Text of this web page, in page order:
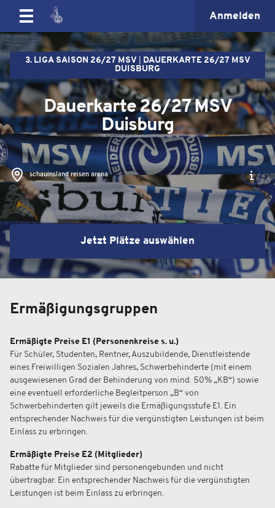
Anmelden
3. LIGA SAISON 26/27 MSV
DAUERKARTE 26/27 MSV
DUISBURG
Dauerkarte 26/27 MSV
Duisburg
schauinsland reisen arena
Jetzt Plätze auswählen
Ermäßigungsgruppen
Ermäßigte Preise E1 (Personenkreise s. u.)
Für Schüler, Studenten, Rentner, Auszubildende, Dienstleistende
eines Freiwilligen Sozialen Jahres, Schwerbehinderte (mit einem
ausgewiesenen Grad der Behinderung von mind. 50% „KB“) sowie
eine eventuell erforderliche Begleitperson „B“ von
Schwerbehinderten gilt jeweils die Ermäßigungsstufe E1. Ein
entsprechender Nachweis für die vergünstigten Leistungen ist beim
Einlass zu erbringen.
Ermäßigte Preise E2 (Mitglieder)
Rabatte für Mitglieder sind personengebunden und nicht
übertragbar. Ein entsprechender Nachweis für die vergünstigten
Leistungen ist beim Einlass zu erbringen.